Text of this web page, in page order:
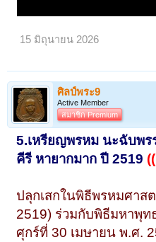
15 มิถุนายน 2026
ศิลป์พระ9
Active Member
สมาชิก Premium
5.เหรียญพรหม นะฉับพร
คีรี หายากมาก ปี 2519
ปลุกเสกในพิธีพรหมศาส
2519) ร่วมกับพิธีมหาพุท
ศุกร์ที่ 30 เมษายน พ.ศ.